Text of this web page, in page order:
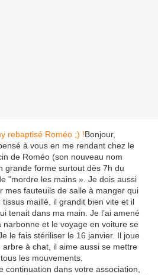
Bonjour,
à vous en me rendant chez le
de Roméo (son nouveau nom
grande forme surtout dès 7h du
"mordre les mains ». Je dois aussi
mes fauteuils de salle à manger qui
maillé. il grandit bien vite et il
tenait dans ma main. Je l’ai amené
narbonne et le voyage en voiture se
le fais stériliser le 16 janvier. Il joue
à chat, il aime aussi se mettre
les mouvements.
continuation dans votre association,